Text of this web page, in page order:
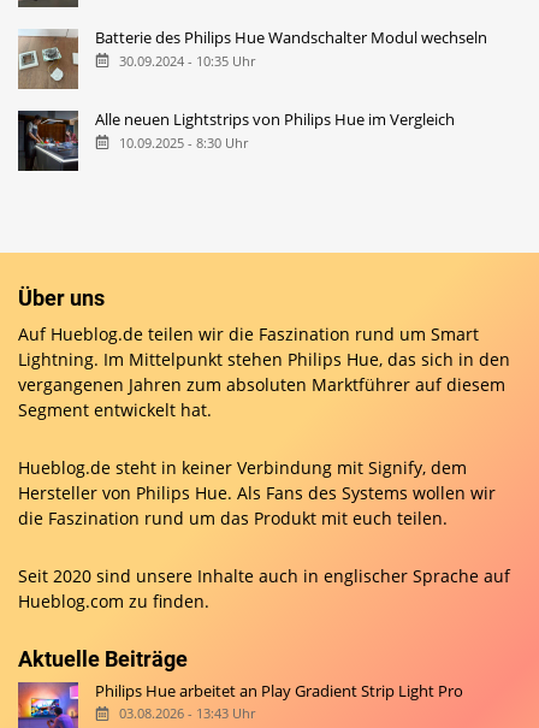
Batterie des Philips Hue Wandschalter Modul wechseln
30.09.2024 - 10:35 Uhr
Alle neuen Lightstrips von Philips Hue im Vergleich
10.09.2025 - 8:30 Uhr
Über uns
Auf Hueblog.de teilen wir die Faszination rund um Smart
Lightning. Im Mittelpunkt stehen Philips Hue, das sich in den
vergangenen Jahren zum absoluten Marktführer auf diesem
Segment entwickelt hat.
Hueblog.de steht in keiner Verbindung mit Signify, dem
Hersteller von Philips Hue. Als Fans des Systems wollen wir
die Faszination rund um das Produkt mit euch teilen.
Seit 2020 sind unsere Inhalte auch in englischer Sprache auf
Hueblog.com zu finden.
Aktuelle Beiträge
Philips Hue arbeitet an Play Gradient Strip Light Pro
03.08.2026 - 13:43 Uhr